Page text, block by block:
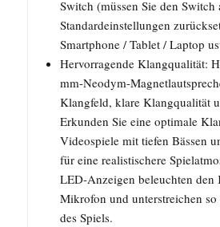
Switch (müssen Sie den Switch
Standardeinstellungen
Smartphone / Tablet / Laptop
Hervorragende Klangqualität:
mm-Neodym-
Klangfeld, klare Klangqualität
Erkunden Sie eine optimale
Videospiele mit tiefen Bässen
für eine realistischere
LED-Anzeigen beleuchten den
Mikrofon und unterstreichen
des Spiels.